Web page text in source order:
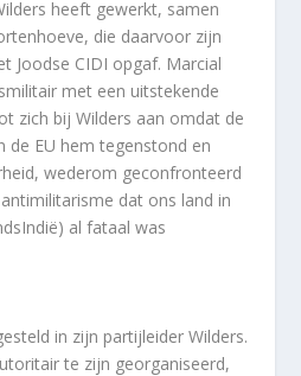
heeft gewerkt, samen
die daarvoor zijn
Joodse CIDI opgaf. Marcial
met een uitstekende
zich bij Wilders aan omdat de
de EU hem tegenstond en
wederom geconfronteerd
dat ons land in
al fataal was
in zijn partijleider Wilders.
te zijn georganiseerd,